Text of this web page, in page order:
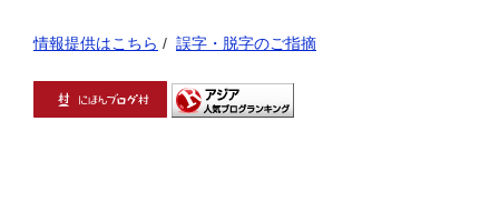
情報提供はこちら / 誤字・脱字のご指摘